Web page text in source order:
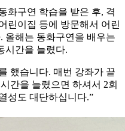
화구연 학습을 받은 후, 격
린이집 등에 방문해서 어린
올해는 동화구연을 배우는
시간을 늘렸다.
했습니다. 매번 강좌가 끝
간을 늘렸으면 하셔서 2회
성도 대단하십니다.”